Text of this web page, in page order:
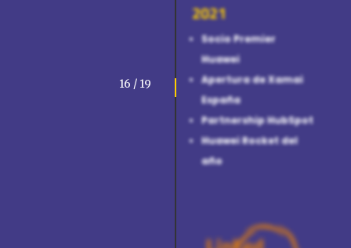
16 / 19
2021
Socio Premier
Huawei
Apertura de Xamai
España
Partnership HubSpot
Huawei Rocket del
año